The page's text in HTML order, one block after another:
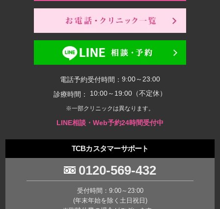
電話予約受付時間： 9:00～23:00
診療時間：
10:00～19:00（不定休）
※一部クリニックは異なります。
LINE相談・Web予約24時間受付中
TCBカスタマーサポート
0120-569-432
受付時間：9:00～23:00
(年末年始を除く土日祝日)